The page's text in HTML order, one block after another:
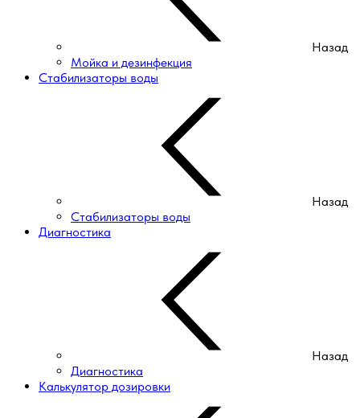
Назад
Мойка и дезинфекция
Стабилизаторы воды
Назад
Стабилизаторы воды
Диагностика
Назад
Диагностика
Калькулятор дозировки